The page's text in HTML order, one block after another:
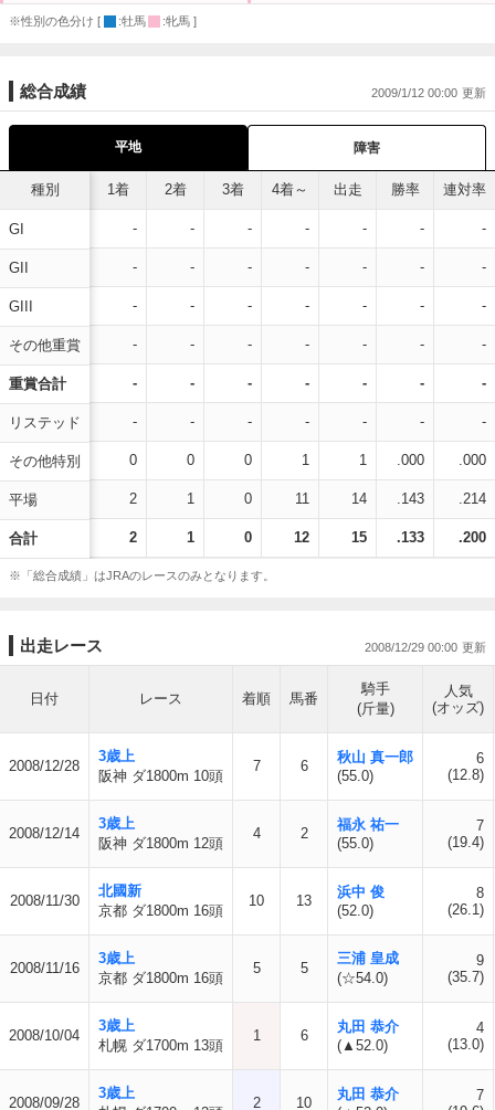
※性別の色分け [ :牡馬 :牝馬 ]
総合成績 2009/1/12 00:00
平地 障害
種別
GI
GII
GIII
その他重賞
重賞合計
リステッド
その他特別
平場
合計
1着 2着 3着 4着～ 出走 勝率 連対率
- - - - - - -
- - - - - - -
- - - - - - -
- - - - - - -
- - - - - - -
- - - - - - -
0 0 0 1 1 .000 .000
2 1 0 11 14 .143 .214
2 1 0 12 15 .133 .200
※「総合成績」はJRAのレースのみとなります。
出走レース 2008/12/29 00:00
日付 レース 着順 馬番
騎手
(斤量)
人気
(オッズ)
2008/12/28
3歳上
阪神 ダ1800m 10頭
7 6
秋山 真一郎
(55.0)
6
(12.8)
2008/12/14
3歳上
阪神 ダ1800m 12頭
4 2
福永 祐一
(55.0)
7
(19.4)
2008/11/30
北國新
京都 ダ1800m 16頭
10 13
浜中 俊
(52.0)
8
(26.1)
2008/11/16
3歳上
京都 ダ1800m 16頭
5 5
三浦 皇成
(☆54.0)
9
(35.7)
2008/10/04
3歳上
札幌 ダ1700m 13頭
1 6
丸田 恭介
(▲52.0)
4
(13.0)
2008/09/28
3歳上
2 10
丸田 恭介
7